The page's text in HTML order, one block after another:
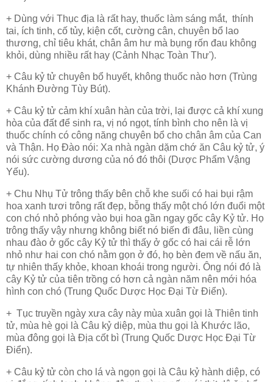
+ Dùng với Thục địa là rất hay, thuốc làm sáng mắt, thính
tai, ích tinh, cố tủy, kiện cốt, cường cân, chuyên bổ lao
thương, chỉ tiêu khát, chân âm hư mà bụng rốn đau không
khỏi, dùng nhiều rất hay (Cảnh Nhạc Toàn Thư').
+ Câu kỷ tử chuyên bổ huyết, không thuốc nào hơn (Trùng
Khánh Đường Tùy Bút).
+ Câu kỷ tử cảm khí xuân hàn của trời, lại được cả khí xung
hòa của đất để sinh ra, vị nó ngọt, tính bình cho nên là vị
thuốc chính có công năng chuyên bổ cho chân âm của Can
và Thận. Họ Đào nói: Xa nhà ngàn dặm chớ ăn Câu kỷ tử, ý
nói sức cường dương của nó đó thôi (Dược Phẩm Vậng
Yếu).
+ Chu Nhụ Tử trông thấy bên chỗ khe suối có hai bụi rậm
hoa xanh tươi trông rất đẹp, bỗng thấy một chó lớn đuổi một
con chó nhỏ phóng vào bụi hoa gần ngay gốc cây Kỷ tử. Họ
trông thấy vậy nhưng không biết nó biến đi đâu, liền cùng
nhau đào ở gốc cây Kỷ tử thì thấy ở gốc có hai cái rễ lớn
nhỏ như hai con chó nằm gọn ở đó, họ bèn đem về nấu ăn,
tự nhiên thấy khỏe, khoan khoái trong người. Ông nói đó là
cây Kỷ tử của tiên trồng có hơn cả ngàn năm nên mới hóa
hình con chó (Trung Quốc Dược Học Đại Từ Điển).
+ Tục truyền ngày xưa cây này mùa xuân gọi là Thiên tinh
tử, mùa hè gọi là Câu kỷ diệp, mùa thu gọi là Khước lão,
mùa đông gọi là Địa cốt bì (Trung Quốc Dược Học Đại Từ
Điển).
+ Câu kỷ tử còn cho lá và ngọn gọi là Câu kỷ hành diệp, có